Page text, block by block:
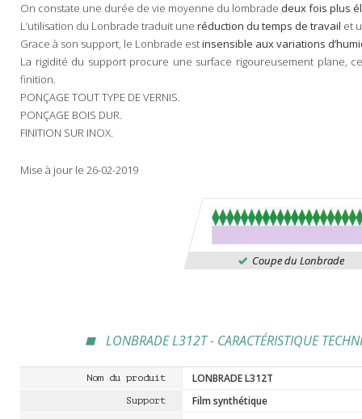
On constate une durée de vie moyenne du lombrade deux fois plus
L’utilisation du Lonbrade traduit une réduction du temps de travail et
Grace à son support, le Lonbrade estinsensible aux variations
La rigidité du support procure une surface rigoureusement plane,
finition.
PONÇAGE TOUT TYPE DE VERNIS.
PONÇAGE BOIS DUR.
FINITION SUR INOX.
Mise à jour le 26-02-2019
LONBRADE L312T - CARACTÉRISTIQUE
Nom du produit LONBRADE L312T
Support Film synthétique